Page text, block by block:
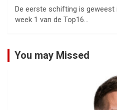
De eerste schifting is geweest
week 1 van de Top16…
You may Missed